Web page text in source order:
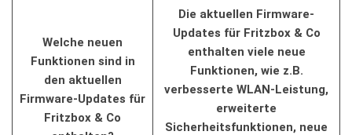
Welche⁤ neuen
Funktionen‌ sind in
den aktuellen
Firmware-Updates für
Fritzbox & Co
Die aktuellen Firmware-
Updates für Fritzbox ⁤&​ Co
⁤enthalten viele‌ neue
Funktionen,​ wie z.B.
verbesserte ⁣WLAN-Leistung,
⁣erweiterte
Sicherheitsfunktionen, neue